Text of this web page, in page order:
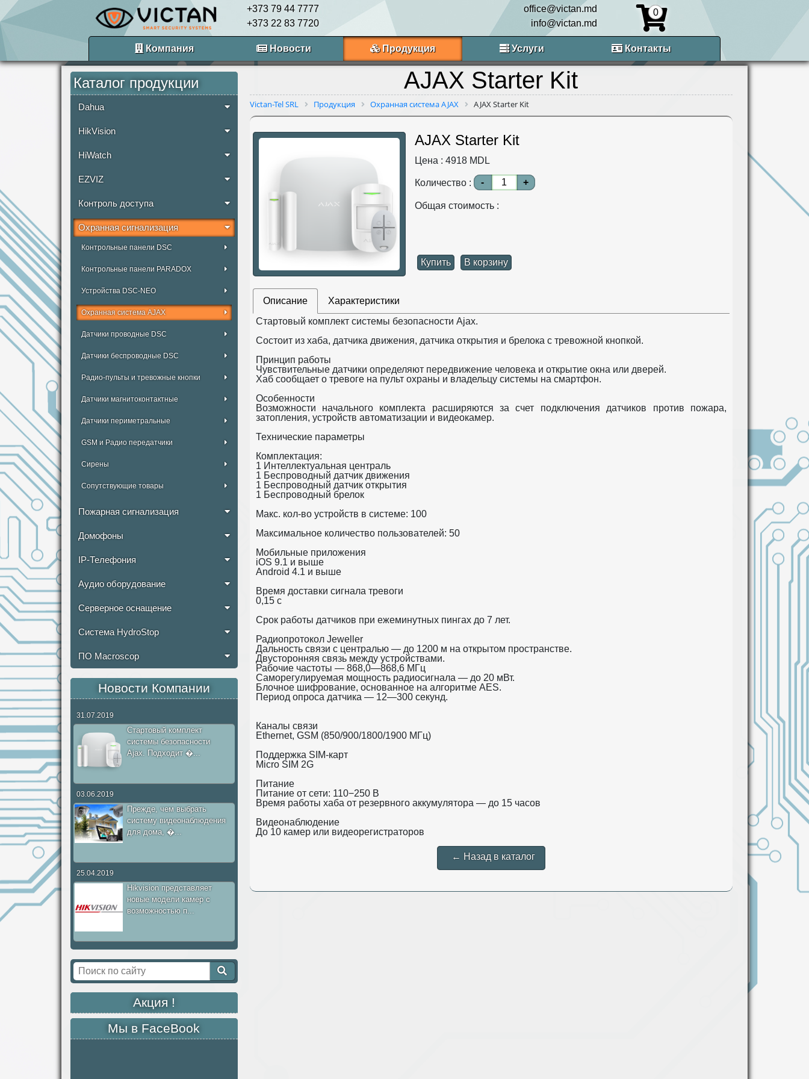
+373 79 44 7777
+373 22 83 7720
office@victan.md
info@victan.md
0
Компания Новости Продукция Услуги Контакты
Каталог продукции
Dahua
HikVision
HiWatch
EZVIZ
Контроль доступа
Охранная сигнализация
Контрольные панели DSC
Контрольные панели PARADOX
Устройства DSC-NEO
Охранная система AJAX
Датчики проводные DSC
Датчики беспроводные DSC
Радио-пульты и тревожные кнопки
Датчики магнитоконтактные
Датчики периметральные
GSM и Радио передатчики
Сирены
Сопутствующие товары
Пожарная сигнализация
Домофоны
IP-Телефония
Аудио оборудование
Серверное оснащение
Система HydroStop
ПО Macroscop
Новости Компании
31.07.2019
Стартовый комплект
системы безопасности
Ajax. Подходит �...
03.06.2019
Прежде, чем выбрать
систему видеонаблюдения
для дома, �...
25.04.2019
Hikvision представляет
новые модели камер с
возможностью п...
Акция !
Мы в FaceBook
AJAX Starter Kit
Victan-Tel SRL Продукция Охранная система AJAX AJAX Starter Kit
AJAX Starter Kit
Цена : 4918MDL
Количество : - +
Общая стоимость :
Купить В корзину
Описание
Характеристики
Стартовый комплект системы безопасности Ajax.
Состоит из хаба, датчика движения, датчика открытия и брелока с тревожной кнопкой.
Принцип работы
Чувствительные датчики определяют передвижение человека и открытие окна или дверей.
Хаб сообщает о тревоге на пульт охраны и владельцу системы на смартфон.
Особенности
Возможности начального комплекта расширяются за счет подключения датчиков против пожара,
затопления, устройств автоматизации и видеокамер.
Технические параметры
Комплектация:
1 Интеллектуальная централь
1 Беспроводный датчик движения
1 Беспроводный датчик открытия
1 Беспроводный брелок
Макс. кол-во устройств в системе: 100
Максимальное количество пользователей: 50
Мобильные приложения
iOS 9.1 и выше
Android 4.1 и выше
Время доставки сигнала тревоги
0,15 c
Срок работы датчиков при ежеминутных пингах до 7 лет.
Радиопротокол Jeweller
Дальность связи с централью — до 1200 м на открытом пространстве.
Двусторонняя связь между устройствами.
Рабочие частоты — 868,0—868,6 МГц
Саморегулируемая мощность радиосигнала — до 20 мВт.
Блочное шифрование, основанное на алгоритме AES.
Период опроса датчика — 12—300 секунд.
Каналы связи
Ethernet, GSM (850/900/1800/1900 МГц)
Поддержка SIM-карт
Micro SIM 2G
Питание
Питание от сети: 110−250 В
Время работы хаба от резервного аккумулятора — до 15 часов
Видеонаблюдение
До 10 камер или видеорегистраторов
← Назад в каталог